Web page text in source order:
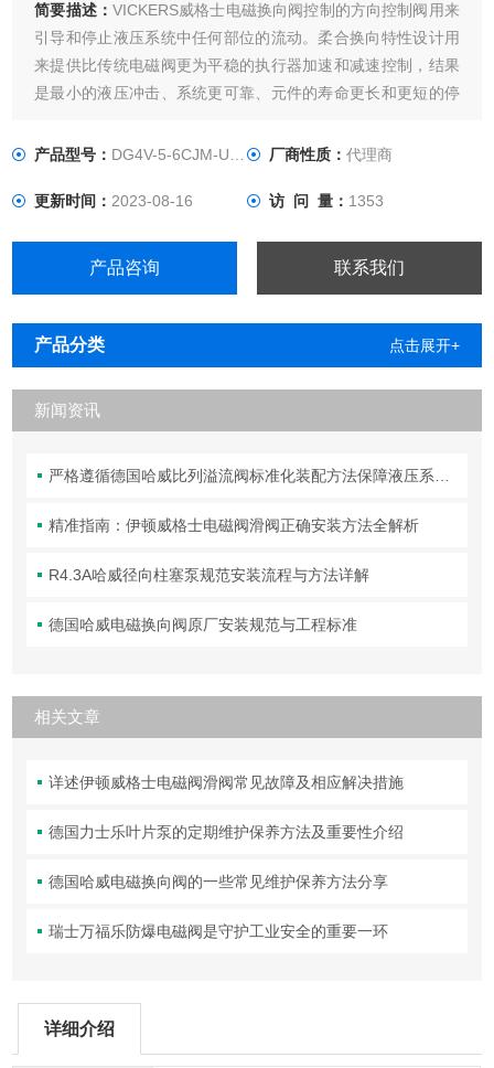
简要描述： VICKERS威格士电磁换向阀控制的方向控制阀用来
引导和停止液压系统中任何部位的流动。柔合换向特性设计用
来提供比传统电磁阀更为平稳的执行器加速和减速控制，结果
是最小的液压冲击、系统更可靠、元件的寿命更长和更短的停
产品型号： DG4V-5-6CJM-U-H-20 厂商性质： 代理商
更新时间：2023-08-16 访 问 量： 1353
产品咨询 联系我们
产品分类 点击展开+
新闻资讯
严格遵循德国哈威比列溢流阀标准化装配方法保障液压系统压力调控精准可靠
精准指南：伊顿威格士电磁阀滑阀正确安装方法全解析
R4.3A哈威径向柱塞泵规范安装流程与方法详解
德国哈威电磁换向阀原厂安装规范与工程标准
相关文章
详述伊顿威格士电磁阀滑阀常见故障及相应解决措施
德国力士乐叶片泵的定期维护保养方法及重要性介绍
德国哈威电磁换向阀的一些常见维护保养方法分享
瑞士万福乐防爆电磁阀是守护工业安全的重要一环
详细介绍